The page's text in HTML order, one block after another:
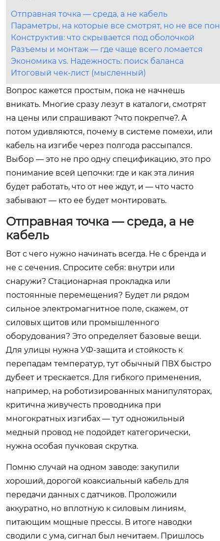
Отправная точка — среда, а не кабель
Параметры, на которые все смотрят, но не все
Конструктив: что скрывается под оболочкой
Разъемы и монтаж — где чаще всего ломается
Экономика vs. Надежность: поиск баланса
Итоговый чек-лист (мысленный)
Вопрос кажется простым, пока не начнешь
вникать. Многие сразу лезут в каталоги, смотрят
на цены или спрашивают ?что покрепче?. А
потом удивляются, почему в системе помехи, или
кабель на изгибе через полгода рассыпался.
Выбор — это не про одну спецификацию, это про
понимание всей цепочки: где и как эта линия
будет работать, что от нее ждут, и — что часто
забывают — кто ее будет монтировать.
Отправная точка — среда, а не
кабель
Вот с чего нужно начинать всегда. Не с бренда и
не с сечения. Спросите себя: внутри или
снаружи? Стационарная прокладка или
постоянные перемещения? Будет ли рядом
сильное электромагнитное поле, скажем, от
силовых щитов или промышленного
оборудования? Это определяет базовые вещи.
Для улицы нужна УФ-защита и стойкость к
перепадам температур, тут обычный ПВХ быстро
дубеет и трескается. Для гибкого применения,
например, на роботизированных манипуляторах,
критична живучесть проводника при
многократных изгибах — тут одножильный
медный провод не подойдет категорически,
нужна особая пучковая скрутка.
Помню случай на одном заводе: закупили
хороший, дорогой коаксиальный кабель для
передачи данных с датчиков. Проложили
аккуратно, но вплотную к силовым линиям,
питающим мощные прессы. В итоге наводки
сводили с ума, сигнал был нечитаем. Пришлось